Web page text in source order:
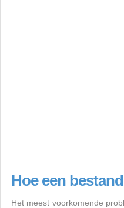
Hoe een
Het meest voorkomende